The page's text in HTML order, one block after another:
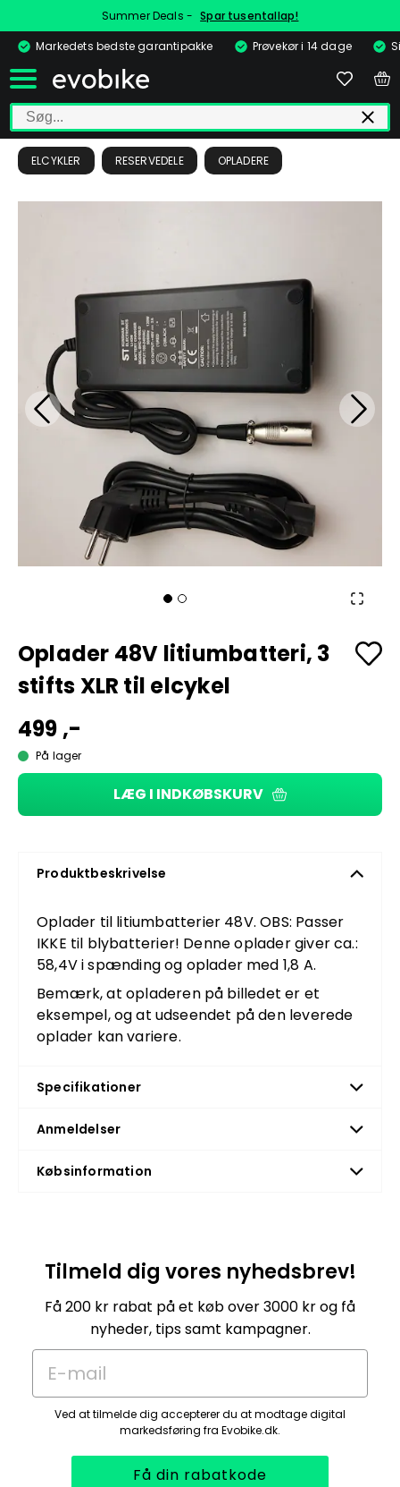
Summer Deals - Spar tusentallap!
Markedets bedste garantipakke
Prøvekør i 14 dage
ELCYKLER RESERVEDELE OPLADERE
Oplader 48V litiumbatteri, 3
stifts XLR til elcykel
499 ,-
På lager
LÆG I INDKØBSKURV
Produktbeskrivelse
Oplader til litiumbatterier 48V. OBS: Passer
IKKE til blybatterier! Denne oplader giver ca.:
58,4V i spænding og oplader med 1,8 A.
Bemærk, at opladeren på billedet er et
eksempel, og at udseendet på den leverede
oplader kan variere.
Specifikationer
Anmeldelser
Købsinformation
Tilmeld dig vores nyhedsbrev!
Få 200 kr rabat på et køb over 3000 kr og få
nyheder, tips samt kampagner.
E-mail
Ved at tilmelde dig accepterer du at modtage digital
markedsføring fra Evobike.dk.
Få din rabatkode